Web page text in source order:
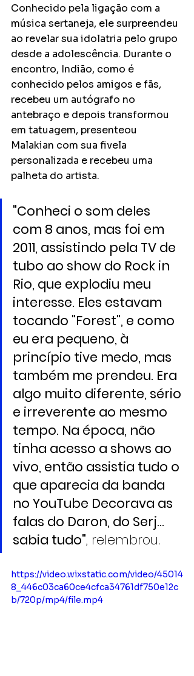
Conhecido pela ligação com a
música sertaneja, ele surpreendeu
ao revelar sua idolatria pelo grupo
desde a adolescência. Durante o
encontro, Indião, como é
conhecido pelos amigos e fãs,
recebeu um autógrafo no
antebraço e depois transformou
em tatuagem, presenteou
Malakian com sua fivela
personalizada e recebeu uma
palheta do artista.
"Conheci o som deles
com 8 anos, mas foi em
2011, assistindo pela TV de
tubo ao show do Rock in
Rio, que explodiu meu
interesse. Eles estavam
tocando "Forest", e como
eu era pequeno, à
princípio tive medo, mas
também me prendeu. Era
algo muito diferente, sério
e irreverente ao mesmo
tempo. Na época, não
tinha acesso a shows ao
vivo, então assistia tudo o
que aparecia da banda
no YouTube Decorava as
falas do Daron, do Serj...
sabia tudo", relembrou.
https://video.wixstatic.com/video/45014
8_446c03ca60ce4cfca34761df750e12c
b/720p/mp4/file.mp4